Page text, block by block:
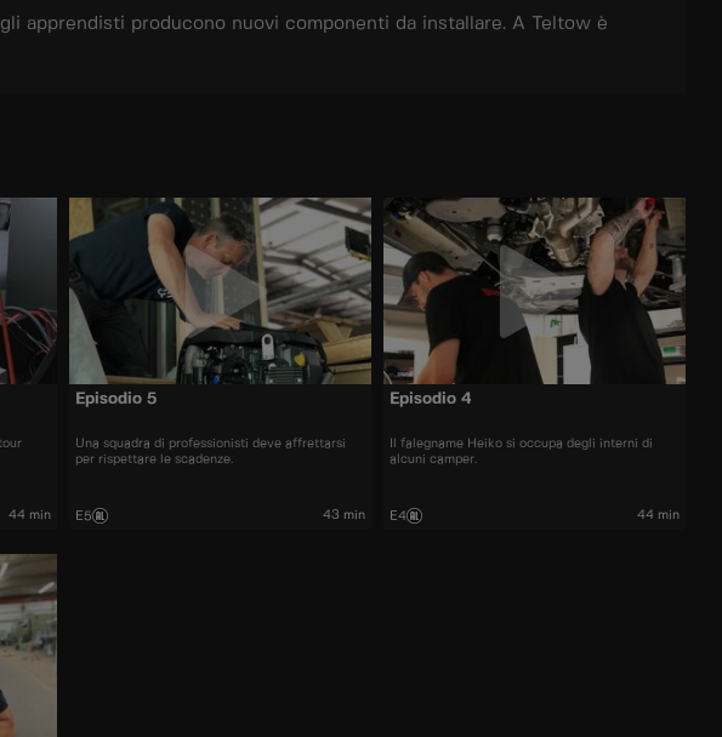
apprendisti producono nuovi componenti da installare. A Teltow è
44 min
Episodio 5
Una squadra di professionisti deve affrettarsi
per rispettare le scadenze.
E5 43 min
Episodio 4
Il falegname Heiko si occupa degli interni di
alcuni camper.
E4 44 min